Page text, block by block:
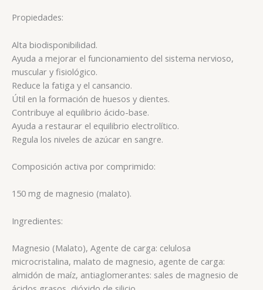
Propiedades:
Alta biodisponibilidad.
Ayuda a mejorar el funcionamiento del sistema nervioso,
muscular y fisiológico.
Reduce la fatiga y el cansancio.
Útil en la formación de huesos y dientes.
Contribuye al equilibrio ácido-base.
Ayuda a restaurar el equilibrio electrolítico.
Regula los niveles de azúcar en sangre.
Composición activa por comprimido:
150 mg de magnesio (malato).
Ingredientes:
Magnesio (Malato), Agente de carga: celulosa
microcristalina, malato de magnesio, agente de carga:
almidón de maíz, antiaglomerantes: sales de magnesio de